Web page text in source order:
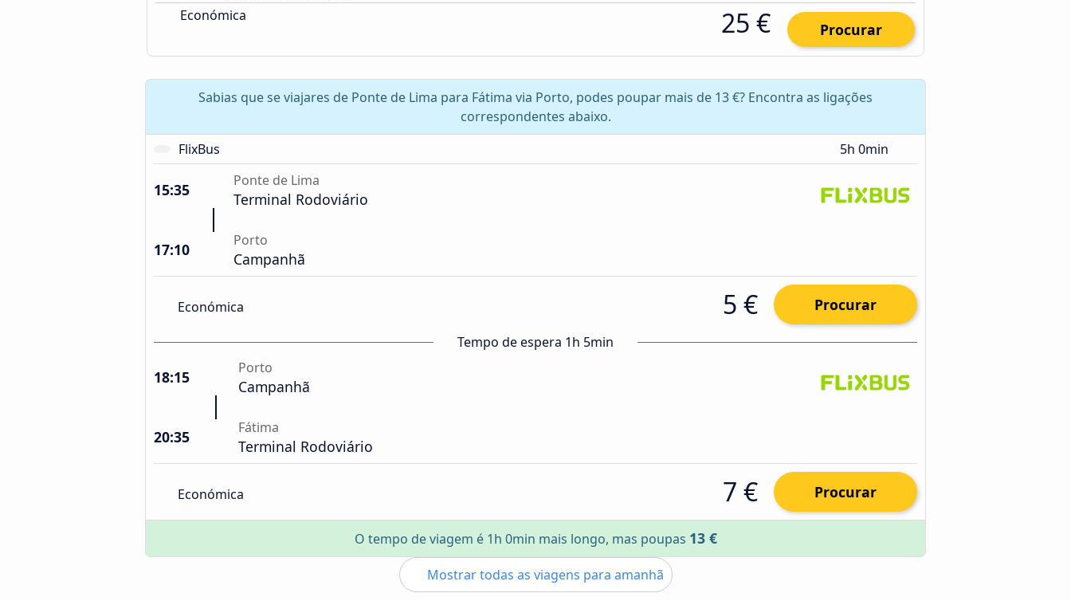
Económica 25 € Procurar
Sabias que se viajares de Ponte de Lima para Fátima via Porto, podes poupar mais de 13 €? Encontra as ligações
correspondentes abaixo.
FlixBus
5h 0min
15:35 Ponte de Lima
Terminal Rodoviário
17:10 Porto
Campanhã
Económica 5 € Procurar
Tempo de espera 1h 5min
18:15 Porto
Campanhã
20:35 Fátima
Terminal Rodoviário
Económica 7 € Procurar
O tempo de viagem é 1h 0min mais longo, mas poupas 13 €
Mostrar todas as viagens para amanhã